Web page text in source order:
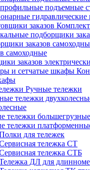
подъемные
подборщики
самоходные
заказов
Ручные тележки
тележки большегрузные
тележки
для тележек
тележка СТ
тележка СТБ
ДЛ для